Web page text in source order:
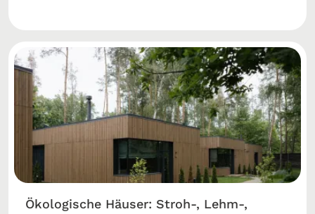
Ökologische Häuser: Stroh-, Lehm-,